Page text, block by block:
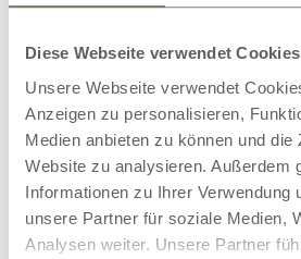
Diese Webseite verwendet Cookies
Unsere Webseite verwendet
Anzeigen zu personalisieren,
Medien anbieten zu können und die
Website zu analysieren. Außerdem
Informationen zu Ihrer Verwendung
unsere Partner für soziale Medien,
Analysen weiter. Unsere Partner
auf die Nervenstarke Schmerzen
Es handelt sich also um einen
Wirbelsäule. Wärme und
hier wenig ausrichten. Ein
meist eine physiotherapeutische
wesentlich länger dauert als die